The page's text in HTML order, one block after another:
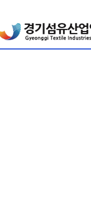
인사말 역대회장 연혁 비젼
회원사 가입 안내 회원사 정보
섬유산업 디지털화 지원 지역 섬유